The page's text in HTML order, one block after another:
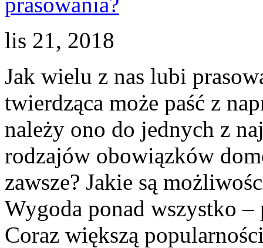
lis 21, 2018
Jak wielu z nas lubi
twierdząca może paść z
należy ono do jednych z
rodzajów obowiązków
zawsze? Jakie są
Wygoda ponad wszystko
Coraz większą